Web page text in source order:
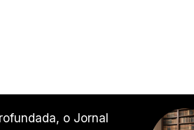
o Jornal